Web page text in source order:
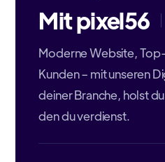
Mit pixel56
Moderne Website,
Kunden – mit unseren
deiner Branche, holst
den du verdienst.